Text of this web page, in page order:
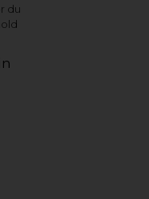
du